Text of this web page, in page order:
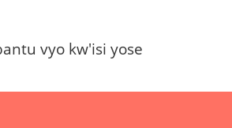
vyo kw'isi yose